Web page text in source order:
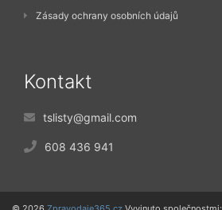
Zásady ochrany osobních údajů
Kontakt
tslisty@gmail.com
608 436 941